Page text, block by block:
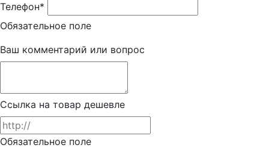
Телефон*
Обязательное поле
Ваш комментарий или вопрос
Ссылка на товар дешевле
Обязательное поле